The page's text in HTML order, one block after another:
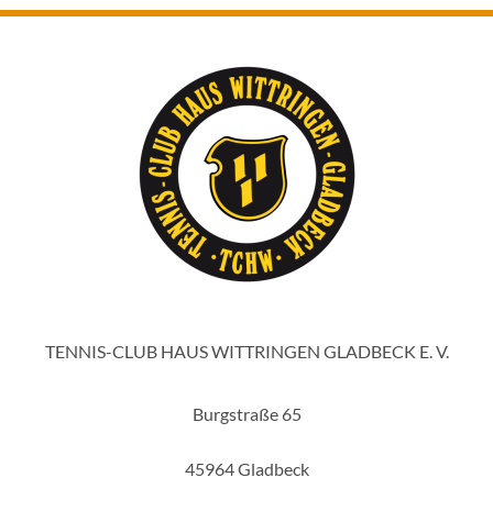
TENNIS-CLUB HAUS WITTRINGEN GLADBECK E. V.
Burgstraße 65
45964 Gladbeck